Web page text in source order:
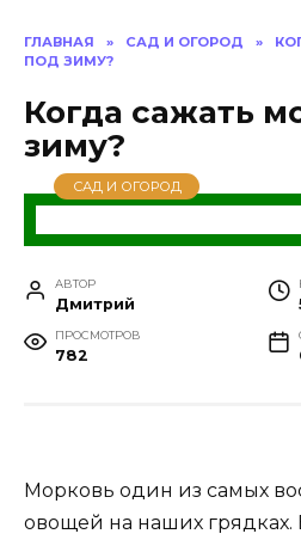
ГЛАВНАЯ » САД И ОГОРОД »
ПОД ЗИМУ?
Когда сажать
зиму?
САД И ОГОРОД
АВТОР
Дмитрий
ПРОСМОТРОВ
782
Морковь один из самых
овощей на наших